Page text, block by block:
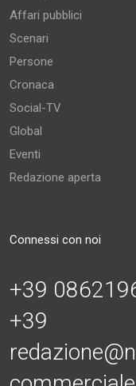
Affari pubblici
Scenari
Persone
Cronaca
Social-TV
Global
Eventi
Redazione aperta
Connessi con noi
+39
+39